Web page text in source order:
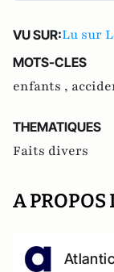
VU SUR:Lu sur
MOTS-CLES
enfants ,
THEMATIQUES
Faits divers
A PROPOS